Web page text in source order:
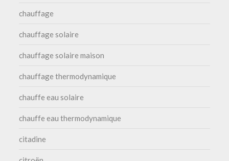
chauffage
chauffage solaire
chauffage solaire maison
chauffage thermodynamique
chauffe eau solaire
chauffe eau thermodynamique
citadine